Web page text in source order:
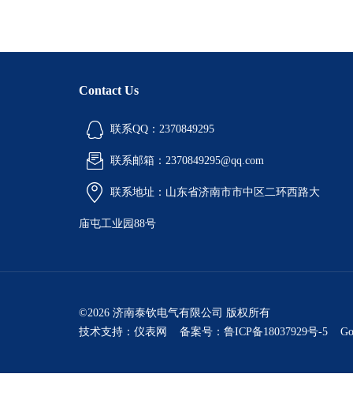
Contact Us
联系QQ：2370849295
联系邮箱：2370849295@qq.com
联系地址：山东省济南市市中区二环西路大
庙屯工业园88号
©2026 济南泰钦电气有限公司 版权所有
技术支持： 仪表网 备案号：鲁ICP备18037929号-5